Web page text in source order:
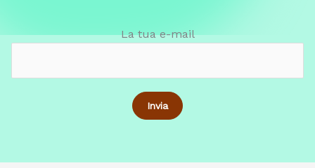
La tua e-mail